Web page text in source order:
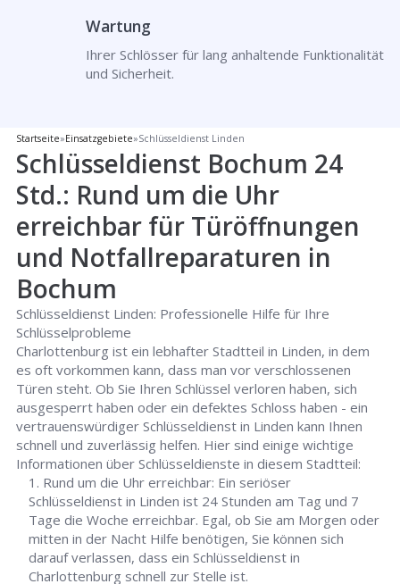
Wartung
Ihrer Schlösser für lang anhaltende Funktionalität
und Sicherheit.
Startseite»Einsatzgebiete»Schlüsseldienst Linden
Schlüsseldienst Bochum 24
Std.: Rund um die Uhr
erreichbar für Türöffnungen
und Notfallreparaturen in
Bochum
Schlüsseldienst Linden: Professionelle Hilfe für Ihre
Schlüsselprobleme
Charlottenburg ist ein lebhafter Stadtteil in Linden, in dem
es oft vorkommen kann, dass man vor verschlossenen
Türen steht. Ob Sie Ihren Schlüssel verloren haben, sich
ausgesperrt haben oder ein defektes Schloss haben - ein
vertrauenswürdiger Schlüsseldienst in Linden kann Ihnen
schnell und zuverlässig helfen. Hier sind einige wichtige
Informationen über Schlüsseldienste in diesem Stadtteil:
Rund um die Uhr erreichbar: Ein seriöser
Schlüsseldienst in Linden ist 24 Stunden am Tag und 7
Tage die Woche erreichbar. Egal, ob Sie am Morgen oder
mitten in der Nacht Hilfe benötigen, Sie können sich
darauf verlassen, dass ein Schlüsseldienst in
Charlottenburg schnell zur Stelle ist.